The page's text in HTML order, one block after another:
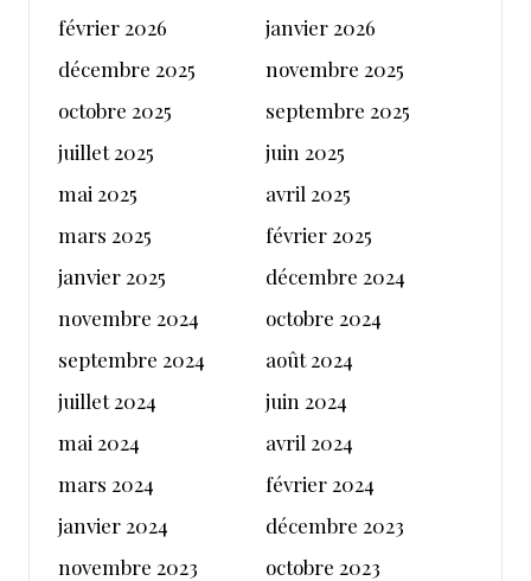
février 2026
janvier 2026
décembre 2025
novembre 2025
octobre 2025
septembre 2025
juillet 2025
juin 2025
mai 2025
avril 2025
mars 2025
février 2025
janvier 2025
décembre 2024
novembre 2024
octobre 2024
septembre 2024
août 2024
juillet 2024
juin 2024
mai 2024
avril 2024
mars 2024
février 2024
janvier 2024
décembre 2023
novembre 2023
octobre 2023